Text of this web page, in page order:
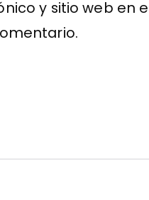
y sitio web en